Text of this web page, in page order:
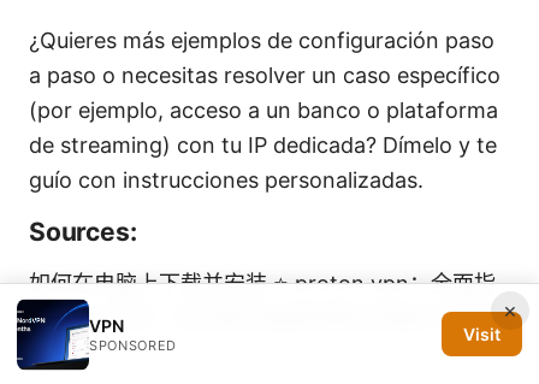
¿Quieres más ejemplos de configuración paso
a paso o necesitas resolver un caso específico
(por ejemplo, acceso a un banco o plataforma
de streaming) con tu IP dedicada? Dímelo y te
guío con instrucciones personalizadas.
Sources:
如何在电脑上下载并安装 ⭐ proton vpn：全面指
南 2026年版，尋找穩定連線與隱私保護的完整流
程
×
VPN
SPONSORED
Visit